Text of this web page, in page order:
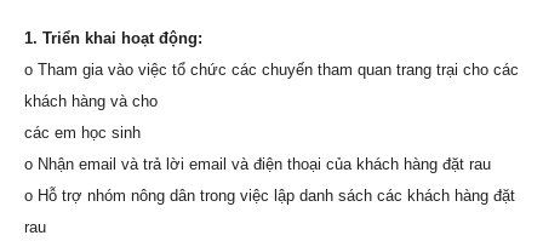
1. Triển khai hoạt động:
o Tham gia vào việc tổ chức các chuyến tham quan trang trại cho các
khách hàng và cho
các em học sinh
o Nhận email và trả lời email và điện thoại của khách hàng đặt rau
o Hỗ trợ nhóm nông dân trong việc lập danh sách các khách hàng đặt
rau